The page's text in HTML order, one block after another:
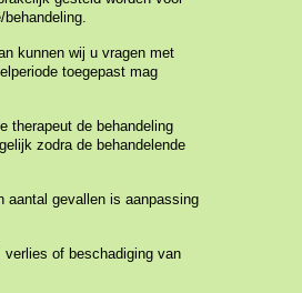
kunnen wij u vragen met
toegepast mag
therapeut de behandeling
zodra de behandelende
aantal gevallen is aanpassing
verlies of beschadiging van